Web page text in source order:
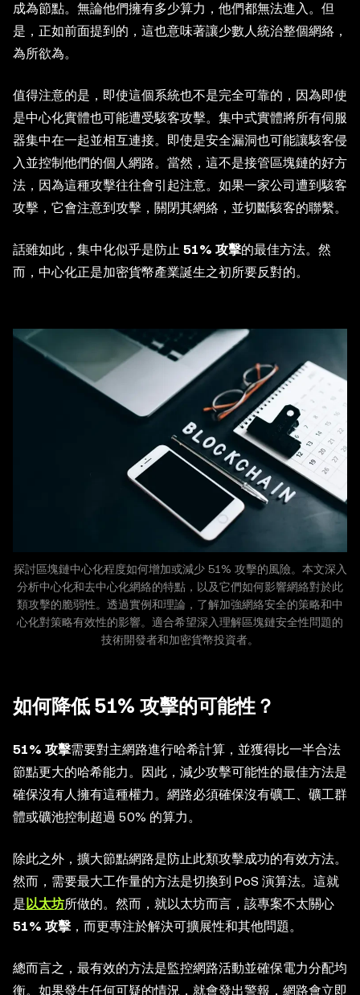
成為節點。無論他們擁有多少算力，他們都無法進入。但
是，正如前面提到的，這也意味著讓少數人統治整個網絡，
為所欲為。
值得注意的是，即使這個系統也不是完全可靠的，因為即使
是中心化實體也可能遭受駭客攻擊。集中式實體將所有伺服
器集中在一起並相互連接。即使是安全漏洞也可能讓駭客侵
入並控制他們的個人網路。當然，這不是接管區塊鏈的好方
法，因為這種攻擊往往會引起注意。如果一家公司遭到駭客
攻擊，它會注意到攻擊，關閉其網絡，並切斷駭客的聯繫。
話雖如此，集中化似乎是防止 51% 攻擊的最佳方法。然
而，中心化正是加密貨幣產業誕生之初所要反對的。
探討區塊鏈中心化程度如何增加或減少 51% 攻擊的風險。本文深入
分析中心化和去中心化網絡的特點，以及它們如何影響網絡對於此
類攻擊的脆弱性。透過實例和理論，了解加強網絡安全的策略和中
心化對策略有效性的影響。適合希望深入理解區塊鏈安全性問題的
技術開發者和加密貨幣投資者。
如何降低 51% 攻擊的可能性？
51% 攻擊需要對主網路進行哈希計算，並獲得比一半合法
節點更大的哈希能力。因此，減少攻擊可能性的最佳方法是
確保沒有人擁有這種權力。網路必須確保沒有礦工、礦工群
體或礦池控制超過 50% 的算力。
除此之外，擴大節點網路是防止此類攻擊成功的有效方法。
然而，需要最大工作量的方法是切換到 PoS 演算法。這就
是以太坊所做的。然而，就以太坊而言，該專案不太關心
51% 攻擊 ，而更專注於解決可擴展性和其他問題。
總而言之，最有效的方法是監控網路活動並確保電力分配均
衡。如果發生任何可疑的情況，就會發出警報，網路會立即